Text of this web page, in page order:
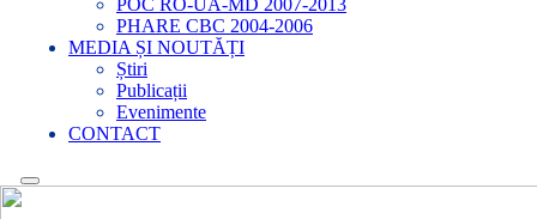
POC RO-UA-MD 2007-2013
PHARE CBC 2004-2006
MEDIA ȘI NOUTĂȚI
Știri
Publicații
Evenimente
CONTACT